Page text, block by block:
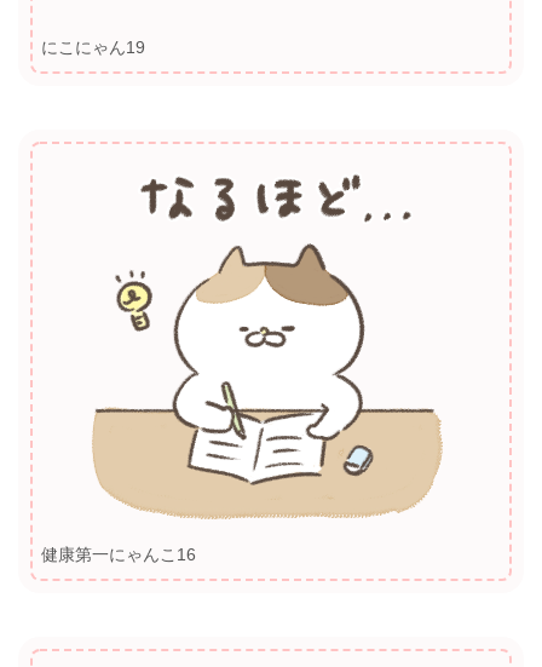
にこにゃん19
健康第一にゃんこ16